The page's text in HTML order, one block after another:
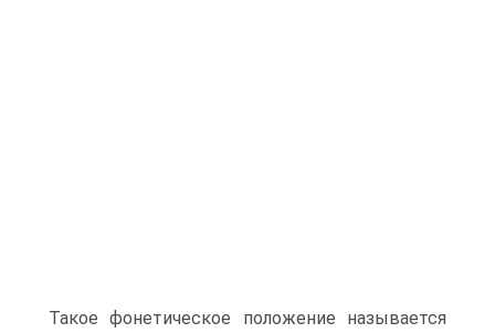
Такое фонетическое положение называется